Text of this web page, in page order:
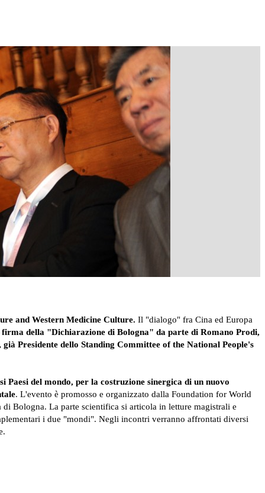
and Western Medicine Culture. Il "dialogo" fra Cina ed Europa
firma della "Dichiarazione di Bologna" da parte di Romano Prodi,
Presidente dello Standing Committee of the National People's
del mondo, per la costruzione sinergica di un nuovo
. L'evento è promosso e organizzato dalla Foundation for World
Bologna. La parte scientifica si articola in letture magistrali e
i due "mondi". Negli incontri verranno affrontati diversi